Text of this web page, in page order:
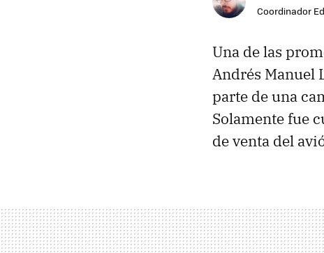
Coordinador
Una de las
Andrés Manuel
parte de una
Solamente fue
de venta del